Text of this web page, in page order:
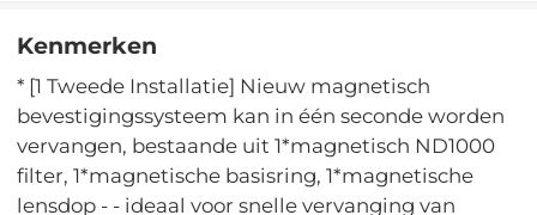
Kenmerken
* [1 Tweede Installatie] Nieuw magnetisch
bevestigingssysteem kan in één seconde worden
vervangen, bestaande uit 1*magnetisch ND1000
filter, 1*magnetische basisring, 1*magnetische
lensdop - - ideaal voor snelle vervanging van